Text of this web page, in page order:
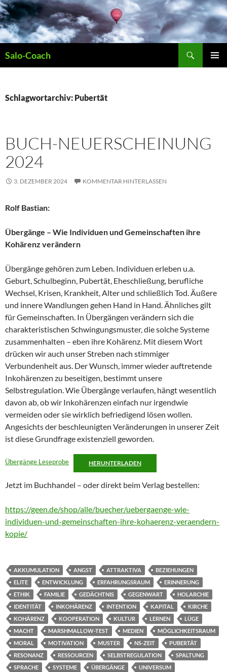
Zum
Inhalt
springen
Salo-Coach
Schlagwortarchiv: Pubertät
BUCH-NEUERSCHEINUNG
2024
3. DEZEMBER 2024 KOMMENTAR HINTERLASSEN
Rolf Bastian:
Übergänge – Wie Individuen und Gemeinschaften ihre
Kohärenz verändern
Übergänge gehören zum Leben. Individuen erleben u.a.
Geburt, Schulbeginn, Pubertät, Eheschließung, berufliche
Wechsel, Krisen, Krankheit, Alter und schließlich Tod. Äußere
und innere Wandlungen gehen Hand in Hand. Ähnliches gilt
für Gemeinschaften. In Übergängen verändern sich die
charakteristischen Schwingungsmuster, die solche Systeme
zusammenhalten – eben ihre Kohärenz. Mit diesem Wort
drücken wir auch unser Streben nach stimmiger
Verbundenheit aus. Der Wunsch, immer wieder auftretende
Inkohärenzen zu beseitigen, bestimmt unsere
Selbstregulation. Wie Übergänge verlaufen, hängt wesentlich
davon ab, ob wir Inkohärenzen einfach nur irgendwie
vermeiden oder sie wirklich befriedigend lösen wollen.
Angesichts der beschleunigten Veränderungen in unserer Zeit
ist diese Grundfrage existenziell geworden.
Übergänge Leseprobe HERUNTERLADEN
Jetzt im Buchhandel – oder direkt beim Verlag bestellen:
https://geen.de/shop/alle/buecher/uebergaenge-wie-
individuen-und-gemeinschaften-ihre-kohaerenz-veraendern-
kopie/
AKKUMULATION ANGST ATTRAKTIVA
BEZIEHUNGEN
ELITE
ENTWICKLUNG ERFAHRUNGSRAUM
ERINNERUNG
ETHIK
FAMILIE GEDÄCHTNIS GEGENWART
HOLARCHIE
IDENTITÄT
INKOHÄRENZ INTENTION KAPITAL
KIRCHE
KOHÄRENZ
KOOPERATION KULTUR LERNEN
LÜGE
MACHT
MARSHMALLOW-TEST MEDIEN
MÖGLICHKEITSRAUM
MORAL
MOTIVATION MUSTER NS-ZEIT
PUBERTÄT
RESONANZ
RESSOURCEN SELBSTREGULATION
SPALTUNG
SPRACHE
SYSTEME ÜBERGÄNGE
UNIVERSUM